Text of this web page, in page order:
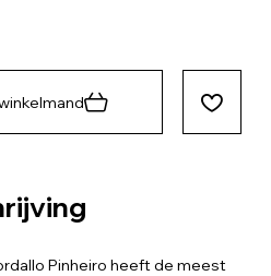
Pinheiro heeft de meest